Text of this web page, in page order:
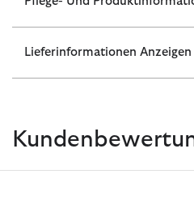
Lieferinformationen Anzeigen